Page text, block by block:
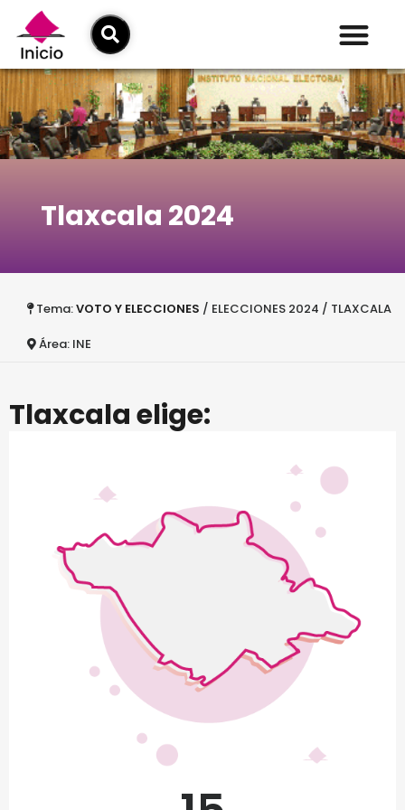
Tlaxcala 2024
Tema:VOTO Y ELECCIONES / ELECCIONES 2024 / TLAXCALA
Área: INE
Tlaxcala elige: